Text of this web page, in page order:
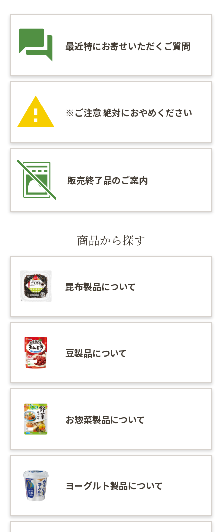
最近特にお寄せいただくご質問
※ご注意 絶対におやめください
販売終了品のご案内
商品から探す
昆布製品について
豆製品について
お惣菜製品について
ヨーグルト製品について